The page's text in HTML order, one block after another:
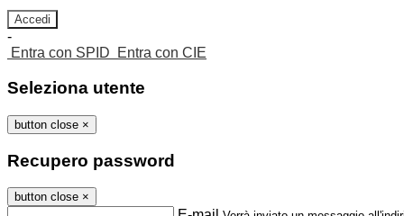
-
Entra con SPID
Entra con CIE
Seleziona utente
button close ×
Recupero password
button close ×